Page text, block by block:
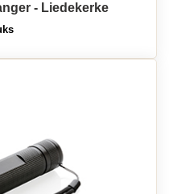
- Liedekerke